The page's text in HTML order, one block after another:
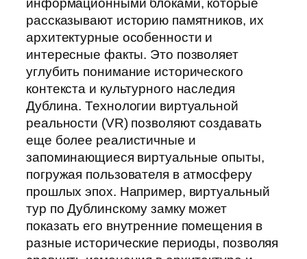
информационными блоками, которые
рассказывают историю памятников, их
архитектурные особенности и
интересные факты. Это позволяет
углубить понимание исторического
контекста и культурного наследия
Дублина. Технологии виртуальной
реальности (VR) позволяют создавать
еще более реалистичные и
запоминающиеся виртуальные опыты,
погружая пользователя в атмосферу
прошлых эпох. Например, виртуальный
тур по Дублинскому замку может
показать его внутренние помещения в
разные исторические периоды, позволяя